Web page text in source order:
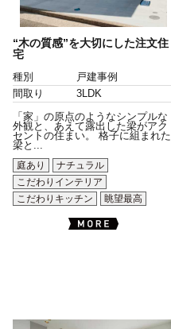
“木の質感”を大切にした注文住
宅
種別
戸建事例
間取り
3LDK
「家」の原点のようなシンプルな
外観と、あえて露出した梁がアク
セントの住まい。 格子に組まれた
梁と...
庭あり
ナチュラル
こだわりインテリア
こだわりキッチン
眺望最高